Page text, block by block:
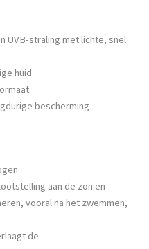
UVB-straling met lichte, snel
huid
bescherming
aan de zon en
vooral na het zwemmen,
de